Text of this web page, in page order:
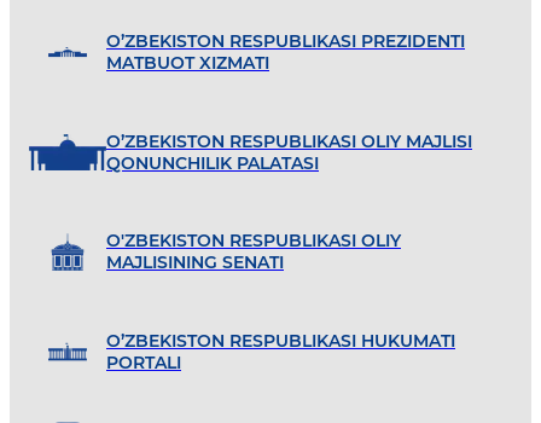
O’ZBEKISTON RESPUBLIKASI PREZIDENTI
MATBUOT XIZMATI
O’ZBEKISTON RESPUBLIKASI OLIY MAJLISI
QONUNCHILIK PALATASI
O'ZBEKISTON RESPUBLIKASI OLIY
MAJLISINING SENATI
O’ZBEKISTON RESPUBLIKASI HUKUMATI
PORTALI